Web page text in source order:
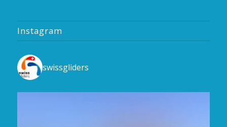
Instagram
swissgliders